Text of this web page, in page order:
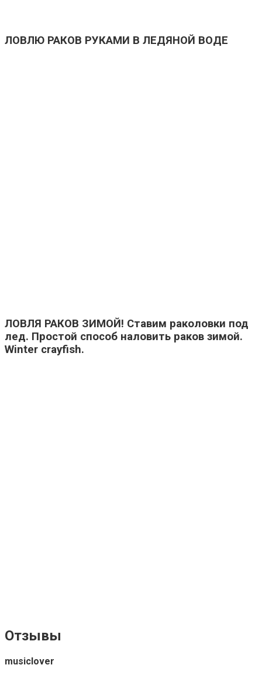
ЛОВЛЮ РАКОВ РУКАМИ В ЛЕДЯНОЙ ВОДЕ
ЛОВЛЯ РАКОВ ЗИМОЙ! Ставим раколовки под
лед. Простой способ наловить раков зимой.
Winter crayfish.
Отзывы
musiclover